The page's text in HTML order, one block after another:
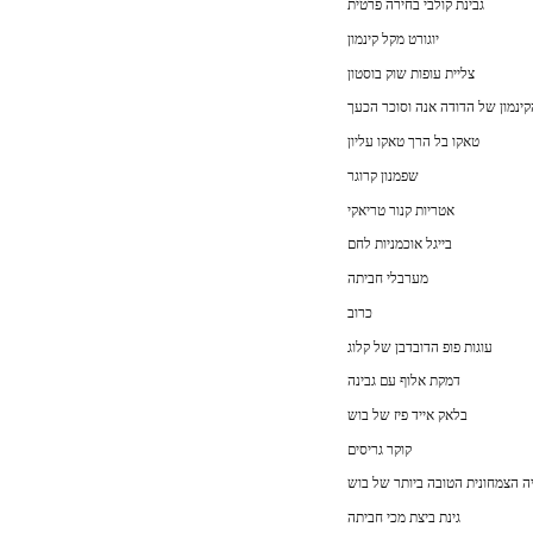
גבינת קולבי בחירה פרטית
יוגורט מקל קינמון
צליית עופות שוק בוסטון
של הדודה אנה וסוכר הכעך
טאקו בל הרך טאקו עליון
שפמנון קרוגר
אטריות קנור טריאקי
בייגל אוכמניות לחם
מערבלי חביתה
כרוב
עוגות פופ הדובדבן של קלוג
דמקת אלוף עם גבינה
בלאק אייד פיז של בוש
קוקר גריסים
הצמחונית הטובה ביותר של בוש
גינת ביצת מכי חביתה